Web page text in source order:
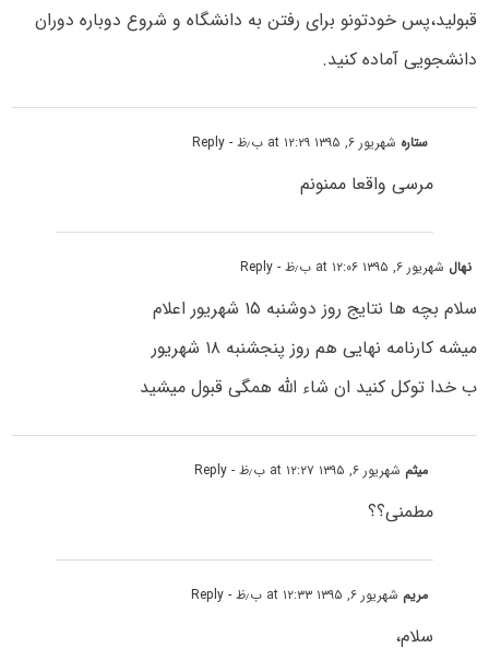
قبولید،پس خودتونو برای رفتن به دانشگاه و شروع دوباره دوران
دانشجویی آماده کنید.
ستاره شهریور ۶, ۱۳۹۵ at ۱۲:۲۹ ب٫ظ - Reply
مرسی واقعا ممنونم
نهال شهریور ۶, ۱۳۹۵ at ۱۲:۰۶ ب٫ظ - Reply
سلام بچه ها نتایج روز دوشنبه ۱۵ شهریور اعلام
میشه کارنامه نهایی هم روز پنجشنبه ۱۸ شهریور
ب خدا توکل کنید ان شاء الله همگی قبول میشید
میثم شهریور ۶, ۱۳۹۵ at ۱۲:۲۷ ب٫ظ - Reply
مطمنی؟؟
مریم شهریور ۶, ۱۳۹۵ at ۱۲:۳۳ ب٫ظ - Reply
سلام،